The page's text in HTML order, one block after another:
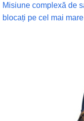
Misiune complexă de
blocați pe cel mai